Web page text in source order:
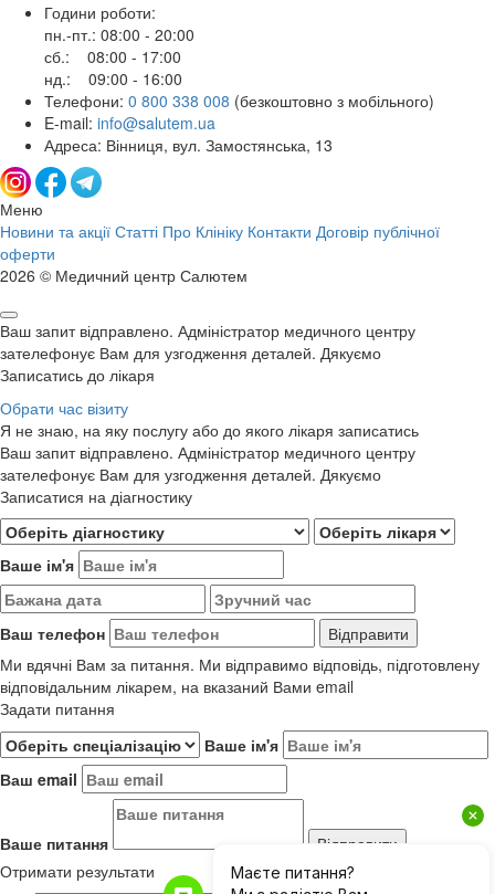
Години роботи:
пн.-пт.: 08:00 - 20:00
сб.: 08:00 - 17:00
нд.: 09:00 - 16:00
Телефони: 0 800 338 008 (безкоштовно з мобільного)
E-mail: info@salutem.ua
Адреса: Вінниця, вул. Замостянська, 13
Меню
Новини та акції Статті Про Клініку Контакти Договір публічної
оферти
2026 © Медичний центр Салютем
Ваш запит відправлено. Адміністратор медичного центру
зателефонує Вам для узгодження деталей. Дякуємо
Записатись до лікаря
Обрати час візиту
Я не знаю, на яку послугу або до якого лікаря записатись
Ваш запит відправлено. Адміністратор медичного центру
зателефонує Вам для узгодження деталей. Дякуємо
Записатися на діагностику
Ваше ім'я
Ваш телефон
Ми вдячні Вам за питання. Ми відправимо відповідь, підготовлену
відповідальним лікарем, на вказаний Вами email
Задати питання
Ваше ім'я
Ваш email
Ваше питання
Отримати результати